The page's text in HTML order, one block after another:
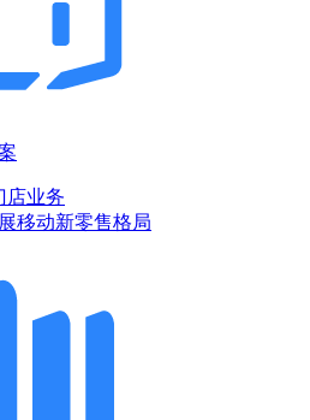
店业务
移动新零售格局